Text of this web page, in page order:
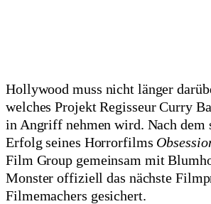
Hollywood muss nicht länger
welches Projekt Regisseur Curry
in Angriff nehmen wird. Nach dem
Erfolg seines Horrorfilms
Film Group gemeinsam mit
Monster offiziell das nächste
Filmemachers gesichert.